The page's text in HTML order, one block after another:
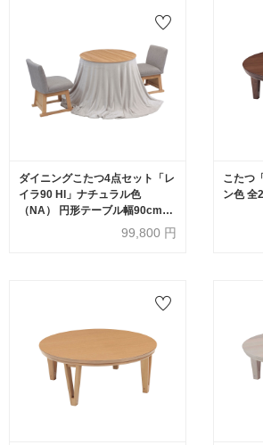
ダイニングこたつ4点セット「レ
イラ90 HI」ナチュラル色
（NA） 円形テーブル幅90cm＋
回転椅子2脚＋こたつ布団99,800 円
こたつ
ン色 全